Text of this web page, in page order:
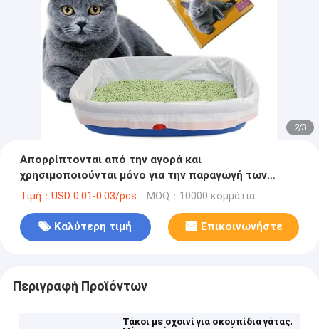
2/3
Απορρίπτονται από την αγορά και
χρησιμοποιούνται μόνο για την παραγωγή των
προϊόντων αυτών.
Τιμή：USD 0.01-0.03/pcs MOQ：10000 κομμάτια
Καλύτερη τιμή Επικοινωνήστε
Περιγραφή Προϊόντων
Τάκοι με σχοινί για σκουπίδια γάτας,